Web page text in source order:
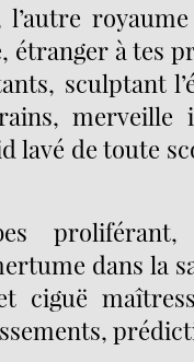
à tes
sculptant
merveille
lavé de toute
dans la
ciguë